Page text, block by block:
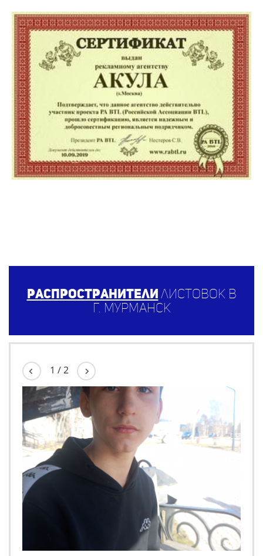
Распространители листовок в
г. Мурманск
1 /2